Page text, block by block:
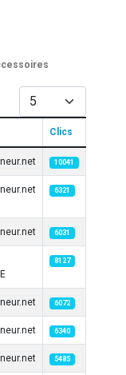
Afficher #
Clics
10041
6321
6031
8127
6072
6340
5485